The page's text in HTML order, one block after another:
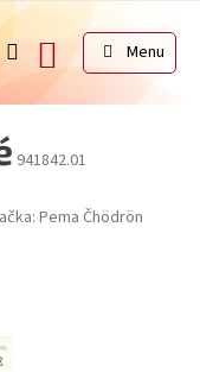
NÁKUPNÍ
KOŠÍK
941842.01
Pema Čhödrön